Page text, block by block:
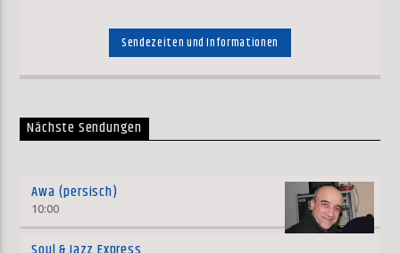
Sendezeiten und Informationen
Nächste Sendungen
Awa (persisch)
10:00